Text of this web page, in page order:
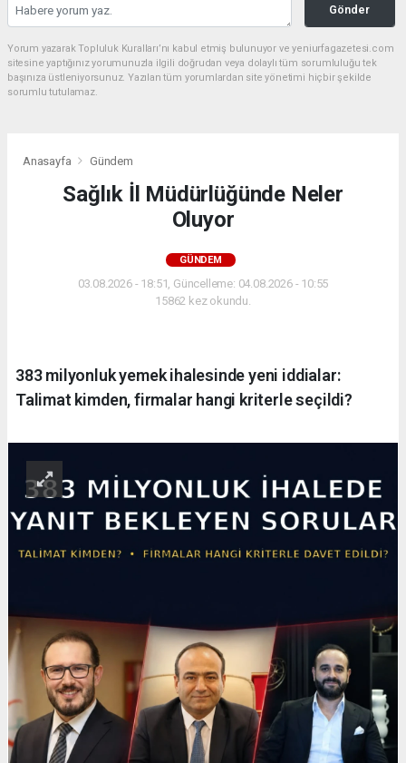
Gönder
Yorum yazarak Topluluk Kuralları’nı kabul etmiş bulunuyor ve yeniurfagazetesi.com
sitesine yaptığınız yorumunuzla ilgili doğrudan veya dolaylı tüm sorumluluğu tek
başınıza üstleniyorsunuz. Yazılan tüm yorumlardan site yönetimi hiçbir şekilde
sorumlu tutulamaz.
Anasayfa Gündem
Sağlık İl Müdürlüğünde Neler
Oluyor
GÜNDEM
03.08.2026 - 18:51, Güncelleme: 04.08.2026 - 10:55
15862 kez okundu.
383 milyonluk yemek ihalesinde yeni iddialar:
Talimat kimden, firmalar hangi kriterle seçildi?